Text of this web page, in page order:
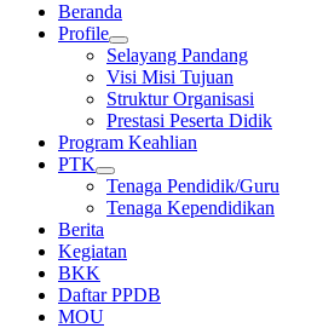
Beranda
Profile
Selayang Pandang
Visi Misi Tujuan
Struktur Organisasi
Prestasi Peserta Didik
Program Keahlian
PTK
Tenaga Pendidik/Guru
Tenaga Kependidikan
Berita
Kegiatan
BKK
Daftar PPDB
MOU